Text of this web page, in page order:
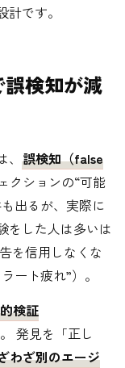
です。
検知が減
誤検知（false
クションの“可能
出るが、実際に
した人は多いは
を信用しなくな
ート疲れ”）。
検証
発見を「正し
わざ別のエージ